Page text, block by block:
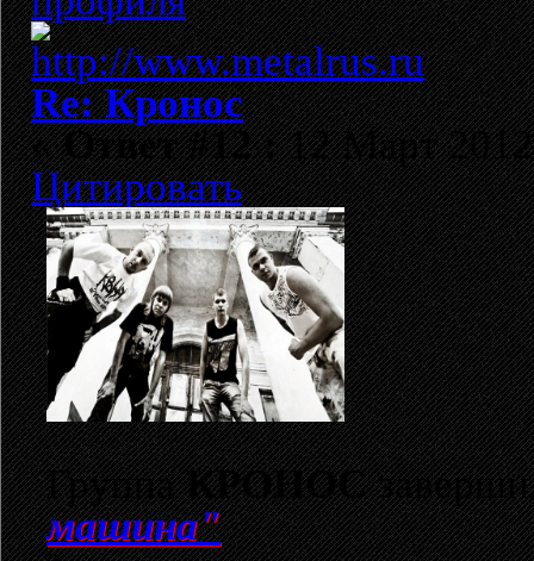
Re: Кронос
«Ответ #12 :12 Март
Цитировать
ГруппаКРОНОС
машина"